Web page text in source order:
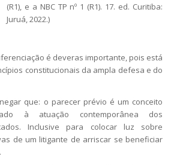
(R1), e a NBC TP nº 1 (R1). 17. ed. Curitiba:
Juruá, 2022.)
é deveras importante, pois está
constitucionais da ampla defesa e do
que: o parecer prévio é um conceito
à atuação contemporânea dos
Inclusive para colocar luz sobre
de um litigante de arriscar se beneficiar
.